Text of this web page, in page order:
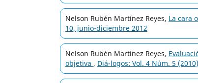
Nelson Rubén Martínez Reyes, La cara
10, junio-diciembre 2012
Nelson Rubén Martínez Reyes,
objetiva , Diá-logos: Vol. 4 Núm. 5